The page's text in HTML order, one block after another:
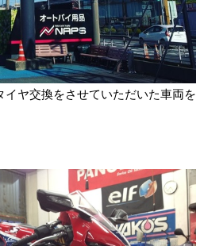
イヤ交換をさせていただいた車両を